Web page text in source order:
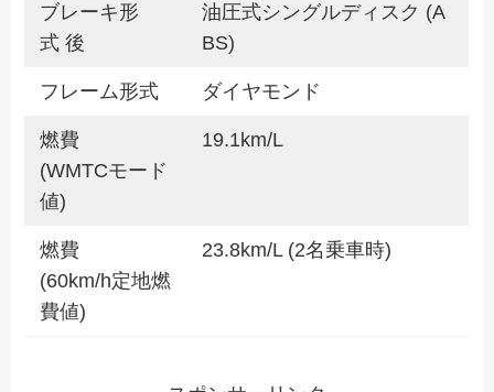
ブレーキ形
式 後
油圧式シングルディスク (A
BS)
フレーム形式 ダイヤモンド
燃費
(WMTCモード
値)
19.1km/L
燃費
(60km/h定地燃
費値)
23.8km/L (2名乗車時)